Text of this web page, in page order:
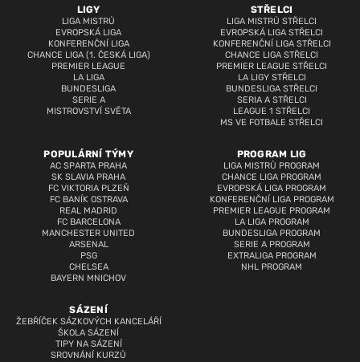
LIGY
LIGA MISTRŮ
EVROPSKÁ LIGA
KONFERENČNÍ LIGA
CHANCE LIGA (1. ČESKÁ LIGA)
PREMIER LEAGUE
LA LIGA
BUNDESLIGA
SERIE A
MISTROVSTVÍ SVĚTA
STŘELCI
LIGA MISTRŮ STŘELCI
EVROPSKÁ LIGA STŘELCI
KONFERENČNÍ LIGA STŘELCI
CHANCE LIGA STŘELCI
PREMIER LEAGUE STŘELCI
LA LIGY STŘELCI
BUNDESLIGA STŘELCI
SERIA A STŘELCI
LEAGUE 1 STŘELCI
MS VE FOTBALE STŘELCI
POPULÁRNÍ TÝMY
AC SPARTA PRAHA
SK SLAVIA PRAHA
FC VIKTORIA PLZEŇ
FC BANÍK OSTRAVA
REAL MADRID
FC BARCELONA
MANCHESTER UNITED
ARSENAL
PSG
CHELSEA
BAYERN MNICHOV
PROGRAM LIG
LIGA MISTRŮ PROGRAM
CHANCE LIGA PROGRAM
EVROPSKÁ LIGA PROGRAM
KONFERENČNÍ LIGA PROGRAM
PREMIER LEAGUE PROGRAM
LA LIGA PROGRAM
BUNDESLIGA PROGRAM
SERIE A PROGRAM
EXTRALIGA PROGRAM
NHL PROGRAM
SÁZENÍ
ŽEBŘÍČEK SÁZKOVÝCH KANCELÁŘÍ
ŠKOLA SÁZENÍ
TIPY NA SÁZENÍ
SROVNÁNÍ KURZŮ